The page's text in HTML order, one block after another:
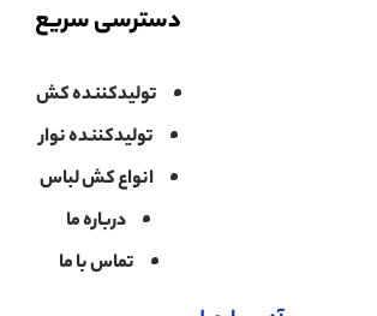
دسترسی سریع
تولیدکننده کش
تولیدکننده نوار
انواع کش لباس
درباره ما
تماس با ما